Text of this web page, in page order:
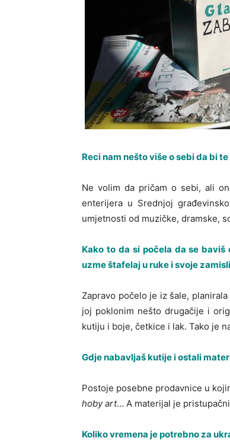
Reci nam nešto više o sebi da bi
Ne volim da pričam o sebi, ali
enterijera u Srednjoj
umjetnosti od muzičke, dramske,
Kako to da si počela da se
uzme štafelaj u ruke i svoje
Zapravo počelo je iz šale,
joj poklonim nešto drugačije i
kutiju i boje, četkice i lak. Tako je
Gdje nabavljaš kutije i ostali
Postoje posebne prodavnice u
hoby art… A materijal je
Koliko vremena je potrebno za